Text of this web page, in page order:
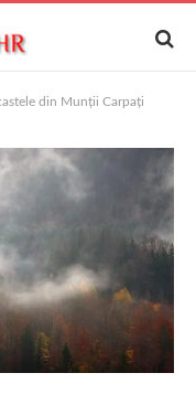
din Munții Carpați